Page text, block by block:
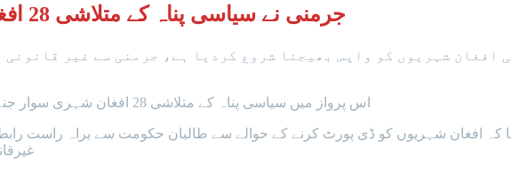
جرمنی نے سیاسی پناہ کے متلاشی 28 افغان شہریوں کو ڈی پورٹ کردیا۔
افغان شہریوں کو واپس بھیجنا شروع کردیا ہے، جرمنی سے غیر
اس پرواز میں سیاسی پناہ کے متلاشی 28 افغان شہری سوار جنہوں نے جرمنی میں سنگین جرائم کا ارتکاب کیا۔
افغان شہریوں کو ڈی پورٹ کرنے کے حوالے سے طالبان حکومت سے براہ راست